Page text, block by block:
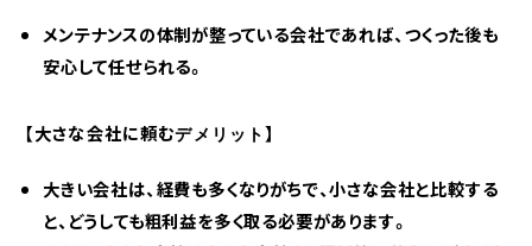
メンテナンスの体制が整っている会社であれば、つくった後も
安心して任せられる。
【大さな会社に頼むデメリット】
大きい会社は、経費も多くなりがちで、小さな会社と比較する
と、どうしても粗利益を多く取る必要があります。